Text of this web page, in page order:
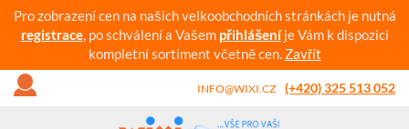
Pro zobrazení cen na našich velkoobchodních stránkách je nutná
registrace, po schválení a Vašem přihlášeníje Vám k dispozici
kompletní sortiment včetně cen. Zavřít
INFO@WIXI.CZ (+420) 325 513 052